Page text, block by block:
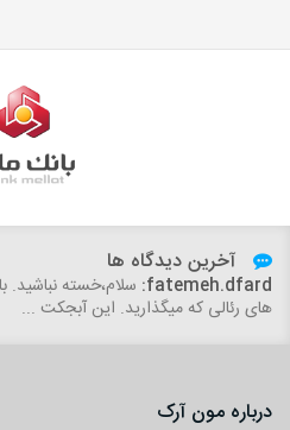
آخرین دیدگاه ها
fatemeh.dfard: سلام،خسته
های رئالی که میگذارید. این آبجکت ...
درباره مون آرک